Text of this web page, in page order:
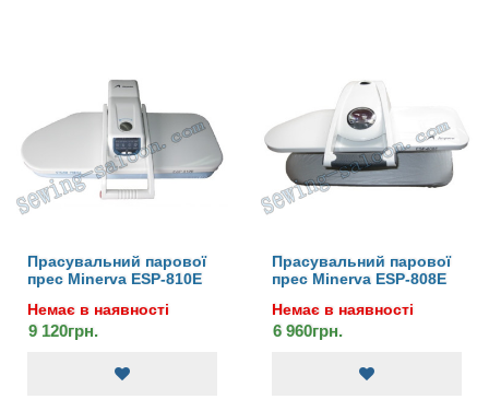
Прасувальний парової
прес Minerva ESP-810E
Немає в наявності
9 120грн.
Прасувальний парової
прес Minerva ESP-808E
Немає в наявності
6 960грн.